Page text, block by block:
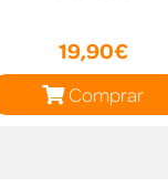
19,90€
Comprar